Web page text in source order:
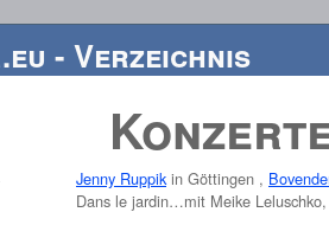
- Verzeichnis
Jenny Ruppikin Göttingen ,
Dans le jardin…mit Meike